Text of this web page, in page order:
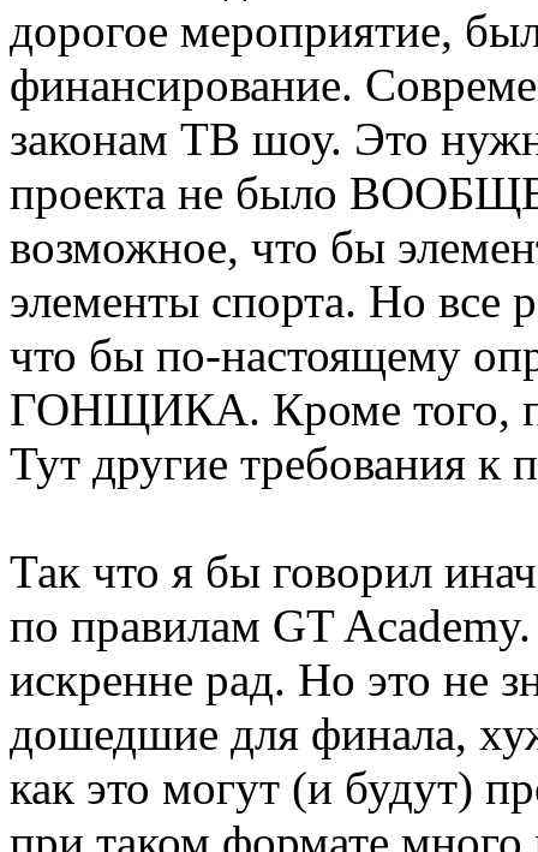
дорогое мероприятие,
финансирование.
законам ТВ шоу. Это
проекта не было
возможное, что бы
элементы спорта. Но все
что бы по-настоящему
ГОНЩИКА. Кроме того,
Тут другие требования к
Так что я бы говорил
по правилам GT
искренне рад. Но это не
дошедшие для финала,
как это могут (и будут)
при таком формате